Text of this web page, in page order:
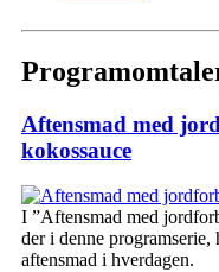
Aftensmad med
kokossauce
I ”Aftensmad med
der i denne
aftensmad i hverdagen.